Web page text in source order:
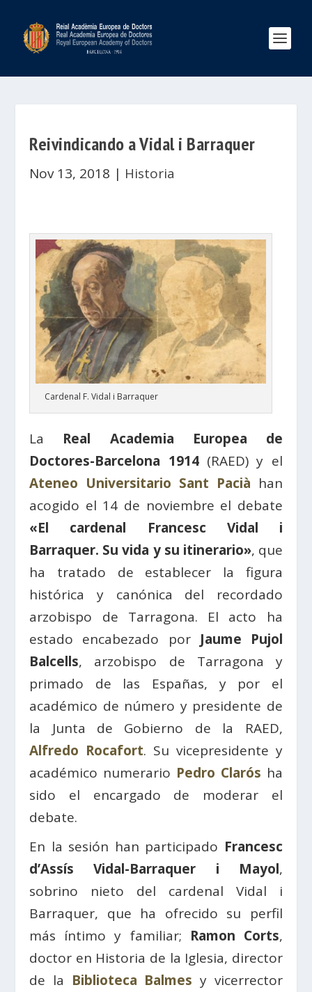
Reivindicando a Vidal i Barraquer
Nov 13, 2018 | Historia
Cardenal F. Vidal i Barraquer
La Real Academia Europea de
Doctores-Barcelona 1914(RAED) y el
Ateneo Universitario Sant Pacià han
acogido el 14 de noviembre el debate
«El cardenal Francesc Vidal i
Barraquer. Su vida y su itinerario», que
ha tratado de establecer la figura
histórica y canónica del recordado
arzobispo de Tarragona. El acto ha
estado encabezado por Jaume Pujol
Balcells, arzobispo de Tarragona y
primado de las Españas, y por el
académico de número y presidente de
la Junta de Gobierno de la RAED,
Alfredo Rocafort. Su vicepresidente y
académico numerario Pedro Clarós ha
sido el encargado de moderar el
debate.
En la sesión han participado Francesc
d’Assís Vidal-Barraquer i Mayol,
sobrino nieto del cardenal Vidal i
Barraquer, que ha ofrecido su perfil
más íntimo y familiar; Ramon Corts,
doctor en Historia de la Iglesia, director
de la Biblioteca Balmes y vicerrector